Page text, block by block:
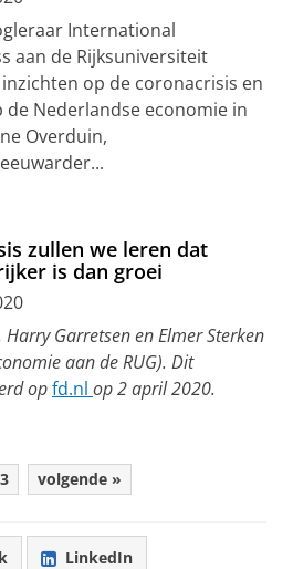
International
aan de Rijksuniversiteit
op de coronacrisis en
de Nederlandse economie in
Overduin,
zullen we leren dat
is dan groei
Garretsen en Elmer Sterken
aan de RUG). Dit
opfd.nl op 2 april 2020.
3 volgende »
LinkedIn